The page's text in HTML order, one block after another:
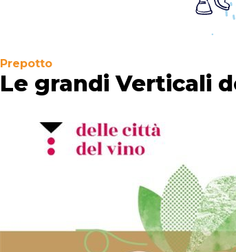
Prepotto
Le grandi Verticali